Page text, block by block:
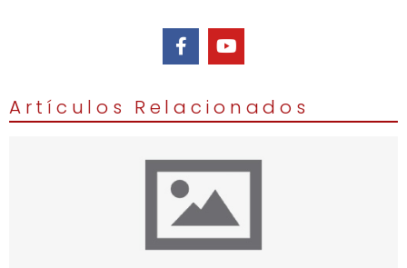
Artículos Relacionados